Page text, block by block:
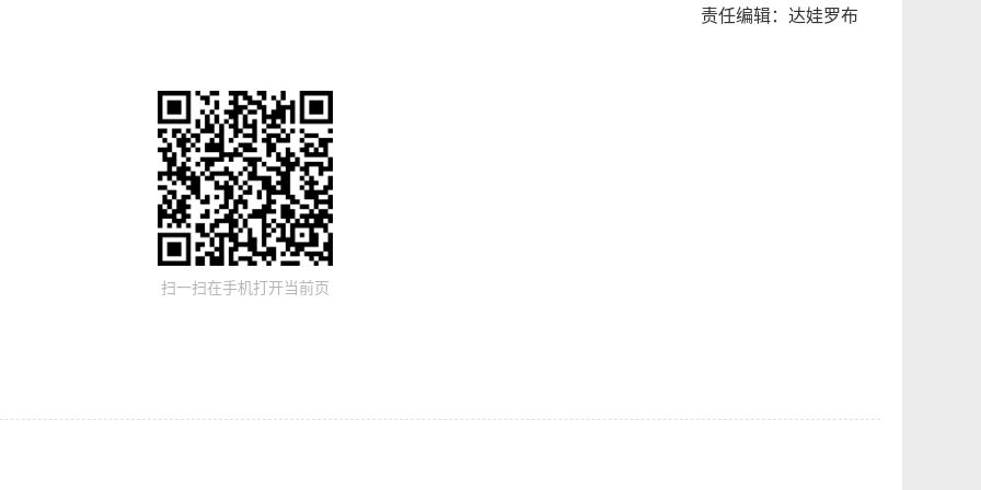
责任编辑：达娃罗布
扫一扫在手机打开当前页